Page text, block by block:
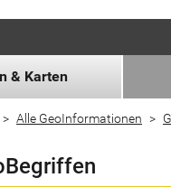
& Karten
Alle GeoInformationen